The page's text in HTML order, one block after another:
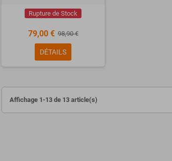
ALTO PROFESSIONAL Busker
298,00 € 299,00 €
Rupture de Stock
79,00 € 98,90 €
DÉTAILS
Affichage 1-13 de 13 article(s)